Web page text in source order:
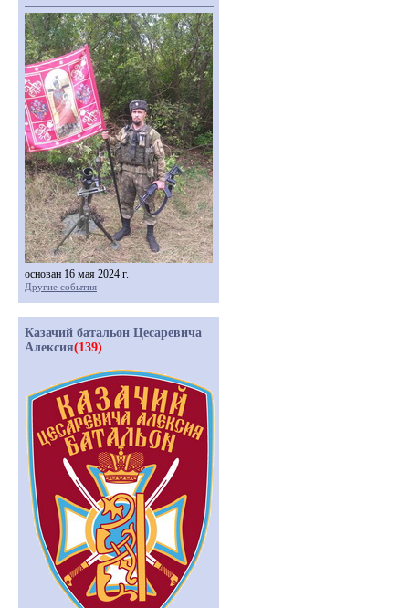
основан 16 мая 2024 г.
Другие события
Казачий батальон Цесаревича
Алексия(139)